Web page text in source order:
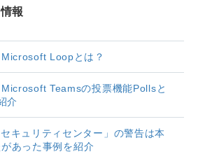
報
Microsoft Loopとは？
Microsoft Teamsの投票機能Pollsと
介
キュリティセンター」の警告は本
あった事例を紹介